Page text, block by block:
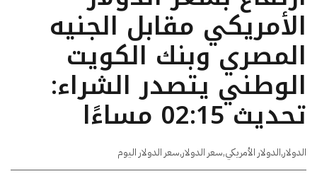
الأمريكي مقابل الجنيه
المصري وبنك الكويت
الوطني يتصدر الشراء:
تحديث 02:15 مساءًا
الدولار,الدولار الأمريكي,سعر الدولار,سعر الدولار اليوم